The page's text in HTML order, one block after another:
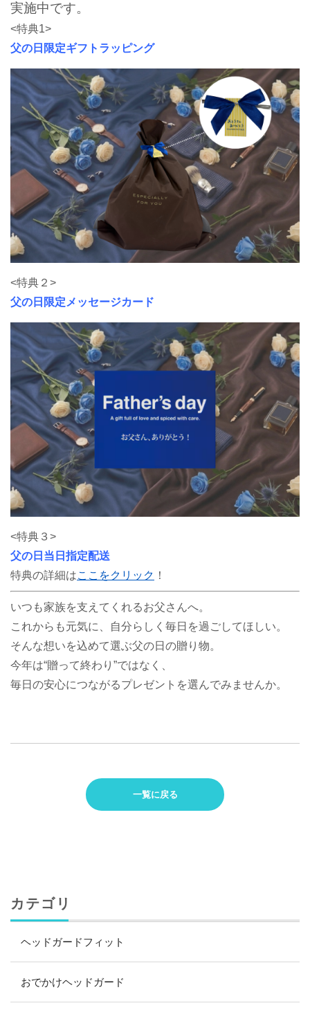
実施中です。
<特典1>
父の日限定ギフトラッピング
<特典２>
父の日限定メッセージカード
<特典３>
父の日当日指定配送
特典の詳細はここをクリック ！
いつも家族を支えてくれるお父さんへ。
これからも元気に、自分らしく毎日を過ごしてほしい。
そんな想いを込めて選ぶ父の日の贈り物。
今年は“贈って終わり”ではなく、
毎日の安心につながるプレゼントを選んでみませんか。
一覧に戻る
カテゴリ
ヘッドガードフィット
おでかけヘッドガード